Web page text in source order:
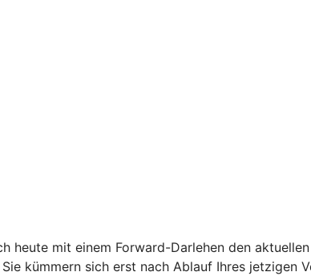
heute mit einem Forward-Darlehen den
kümmern sich erst nach Ablauf Ihres jetzigen